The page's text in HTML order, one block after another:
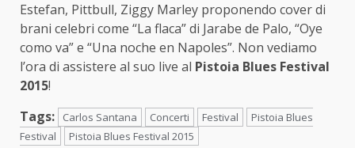
Estefan, Pittbull, Ziggy Marley proponendo cover di
brani celebri come “La flaca” di Jarabe de Palo, “Oye
como va” e “Una noche en Napoles”. Non vediamo
l’ora di assistere al suo live al Pistoia Blues Festival
2015!
Tags:
Carlos Santana Concerti Festival
Pistoia Blues
Festival
Pistoia Blues Festival 2015